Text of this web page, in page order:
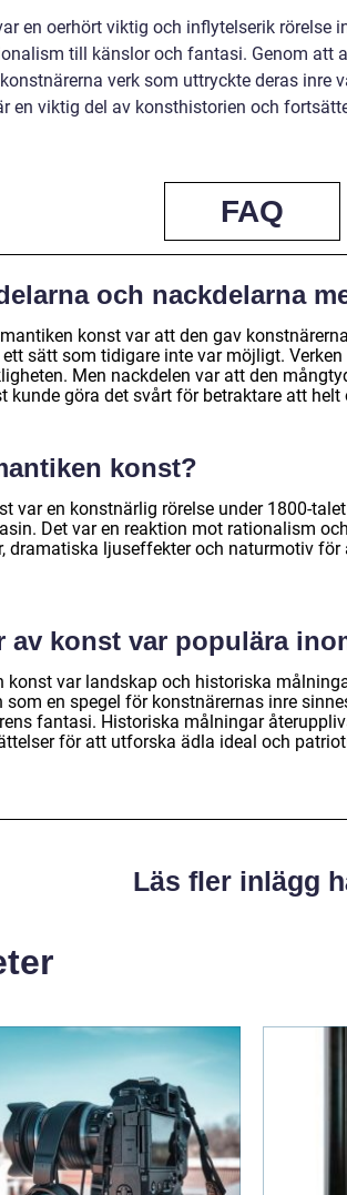
en oerhört viktig och inflytelserik rörelse
till känslor och fantasi. Genom att
verk som uttryckte deras inre
en viktig del av konsthistorien och
FAQ
och nackdelarna
konst var att den gav
sätt som tidigare inte var möjligt.
Men nackdelen var att den
kunde göra det svårt för betraktare att
konst?
var en konstnärlig rörelse under 1800-
Det var en reaktion mot rationalism
dramatiska ljuseffekter och naturmotiv
av konst var populära
konst var landskap och historiska
som en spegel för konstnärernas inre
fantasi. Historiska målningar
för att utforska ädla ideal och
Läs fler inlägg